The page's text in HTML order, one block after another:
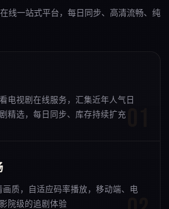
线一站式平台，每日同步、高清流畅、纯
电视剧在线服务，汇集近年人气日
精选，每日同步、库存持续扩充
质，自适应码率播放，移动端、电
院级的追剧体验